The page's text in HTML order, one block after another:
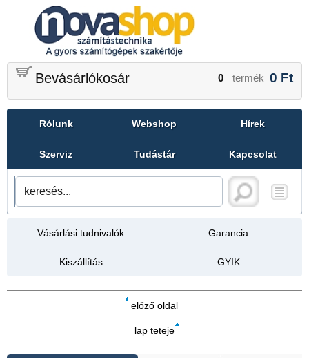
Bevásárlókosár 0 termék 0 Ft
Rólunk Webshop Hírek
Szerviz Tudástár Kapcsolat
Vásárlási tudnivalók Garancia
Kiszállítás GYIK
előző oldal
lap teteje